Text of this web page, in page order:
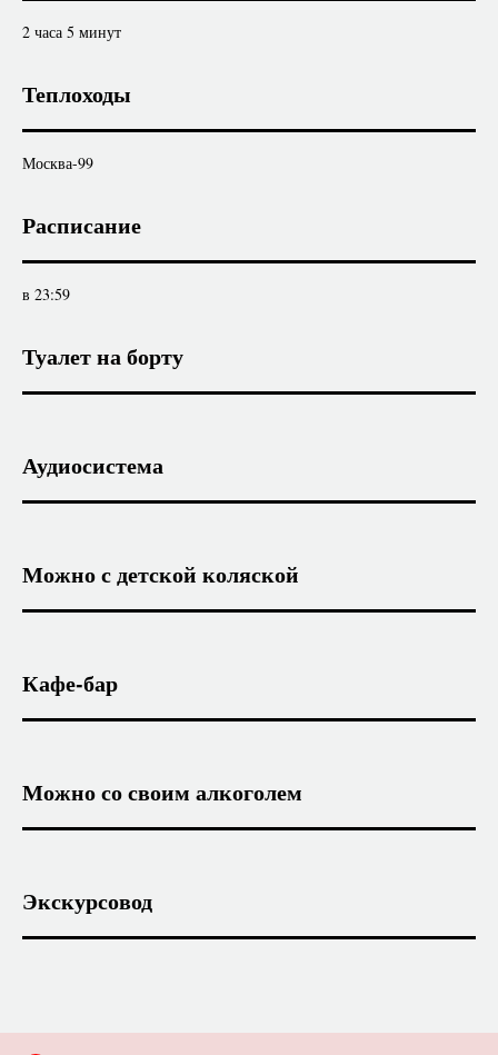
2 часа 5 минут
Теплоходы
Москва-99
Расписание
в 23:59
Туалет на борту
Аудиосистема
Можно с детской коляской
Кафе-бар
Можно со своим алкоголем
Экскурсовод